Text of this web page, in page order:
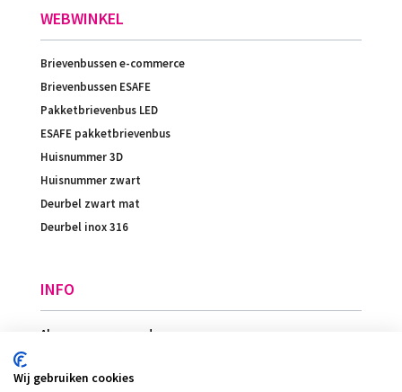
WEBWINKEL
Brievenbussen e-commerce
Brievenbussen ESAFE
Pakketbrievenbus LED
ESAFE pakketbrievenbus
Huisnummer 3D
Huisnummer zwart
Deurbel zwart mat
Deurbel inox 316
INFO
Algemene voorwaarden
Levering
Wij gebruiken cookies